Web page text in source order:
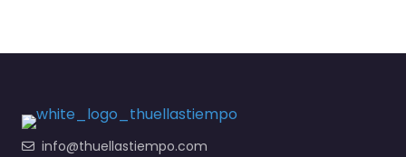
info@thuellastiempo.com